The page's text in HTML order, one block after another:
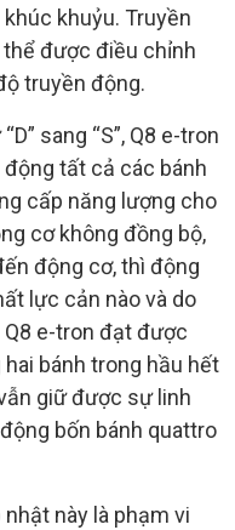
khuỷu. Truyền
được điều chỉnh
truyền động.
sang “S”, Q8 e-tron
tất cả các bánh
cấp năng lượng cho
cơ không đồng bộ,
động cơ, thì động
lực cản nào và do
e-tron đạt được
bánh trong hầu hết
giữ được sự linh
bốn bánh quattro
này là phạm vi